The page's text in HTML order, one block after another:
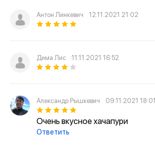
Антон Линкевич 12.11.2021 21:02
Дима Лис 11.11.2021 16:52
Александр Рышкевич 09.11.2021 18:01
Очень вкусное хачапури
Ответить